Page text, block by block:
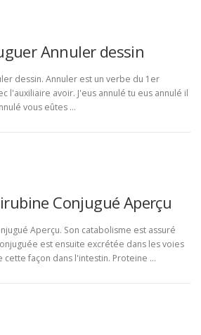
Annuler dessin
dessin. Annuler est un verbe du 1er
l'auxiliaire avoir. J'eus annulé tu eus annulé il
vous eûtes …
Conjugué Aperçu
Aperçu. Son catabolisme est assuré
est ensuite excrétée dans les voies
façon dans l'intestin. Proteine …